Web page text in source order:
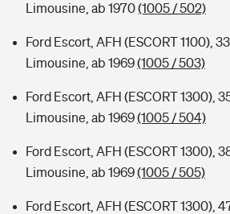
Limousine, ab 1970(1005 / 502)
Ford Escort, AFH (ESCORT 1100),
Limousine, ab 1969(1005 / 503)
Ford Escort, AFH (ESCORT 1300),
Limousine, ab 1969(1005 / 504)
Ford Escort, AFH (ESCORT 1300),
Limousine, ab 1969(1005 / 505)
Ford Escort, AFH (ESCORT 1300),